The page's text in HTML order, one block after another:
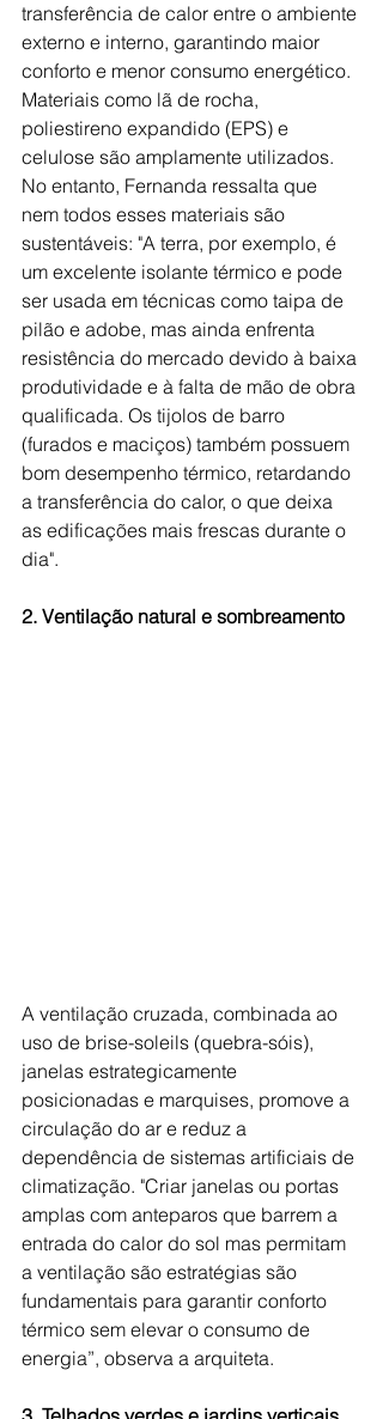
transferência de calor entre o ambiente
externo e interno, garantindo maior
conforto e menor consumo energético.
Materiais como lã de rocha,
poliestireno expandido (EPS) e
celulose são amplamente utilizados.
No entanto, Fernanda ressalta que
nem todos esses materiais são
sustentáveis: "A terra, por exemplo, é
um excelente isolante térmico e pode
ser usada em técnicas como taipa de
pilão e adobe, mas ainda enfrenta
resistência do mercado devido à baixa
produtividade e à falta de mão de obra
qualificada. Os tijolos de barro
(furados e maciços) também possuem
bom desempenho térmico, retardando
a transferência do calor, o que deixa
as edificações mais frescas durante o
dia".
2. Ventilação natural e sombreamento
A ventilação cruzada, combinada ao
uso de brise-soleils (quebra-sóis),
janelas estrategicamente
posicionadas e marquises, promove a
circulação do ar e reduz a
dependência de sistemas artificiais de
climatização. "Criar janelas ou portas
amplas com anteparos que barrem a
entrada do calor do sol mas permitam
a ventilação são estratégias são
fundamentais para garantir conforto
térmico sem elevar o consumo de
energia”, observa a arquiteta.